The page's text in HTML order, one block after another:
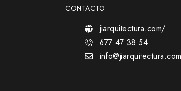
CONTACTO
jiarquitectura.com/
677 47 38 54
info@jiarquitectura.com